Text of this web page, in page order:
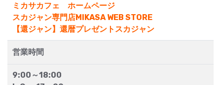
ミカサカフェ ホームページ
スカジャン専門店MIKASA WEB STORE
【還ジャン】還暦プレゼントスカジャン
営業時間
9:00～18:00